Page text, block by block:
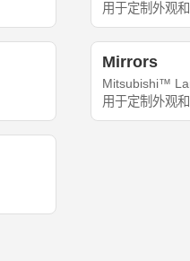
用于定制外观
Mirrors
Mitsubishi™
用于定制外观